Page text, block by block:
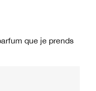
que je prends